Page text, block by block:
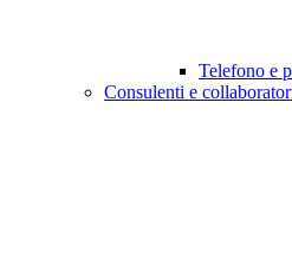
Telefono e
Consulenti e